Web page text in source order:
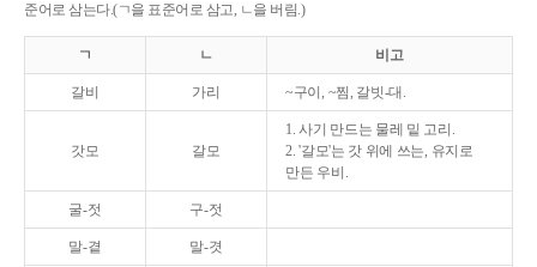
준어로 삼는다.(ㄱ을 표준어로 삼고, ㄴ을 버림.)
ㄱ ㄴ 비고
갈비 가리 ~구이, ~찜, 갈빗-대.
갓모 갈모
1. 사기 만드는 물레 밑 고리.
2. '갈모'는 갓 위에 쓰는, 유지로
만든 우비.
굴-젓 구-젓
말-곁 말-겻